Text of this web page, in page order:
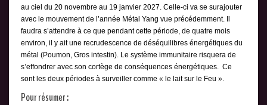
au ciel du 20 novembre au 19 janvier 2027. Celle-ci va se surajouter
avec le mouvement de l’année Métal Yang vue précédemment. Il
faudra s’attendre à ce que pendant cette période, de quatre mois
environ, il y ait une recrudescence de déséquilibres énergétiques du
métal (Poumon, Gros intestin). Le système immunitaire risquera de
s’effondrer avec son cortège de conséquences énergétiques. Ce
sont les deux périodes à surveiller comme « le lait sur le Feu ».
Pour résumer :